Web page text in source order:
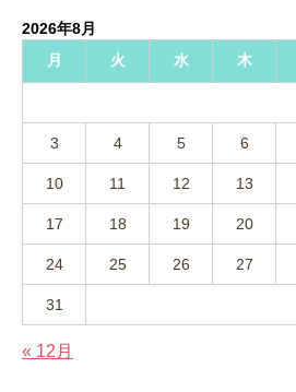
2026年8月
月
火 水 木
3 4 5 6
10 11 12 13
17 18 19 20
24 25 26 27
31
« 12月